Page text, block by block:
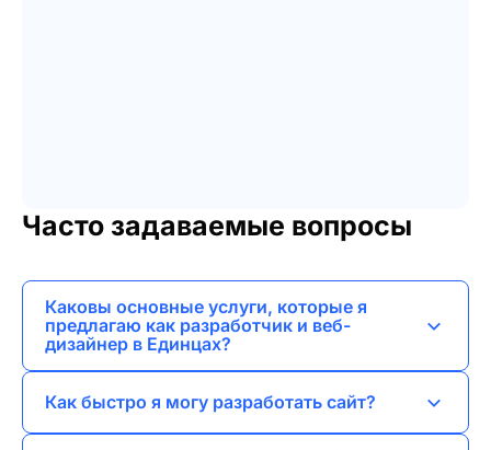
Часто задаваемые вопросы
Каковы основные услуги, которые я
предлагаю как разработчик и веб-
дизайнер в Единцах?
включая создание лендингов, сайтов-визиток,
корпоративных сайтов, интернет-магазинов и
Как быстро я могу разработать сайт?